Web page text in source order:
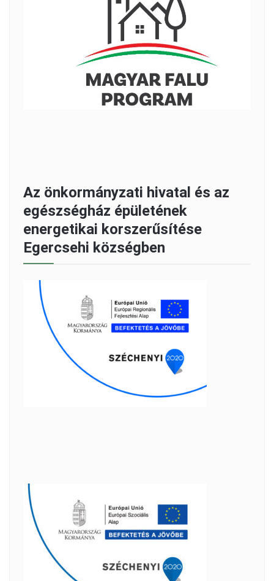
Az önkormányzati hivatal és az
egészségház épületének
energetikai korszerűsítése
Egercsehi községben